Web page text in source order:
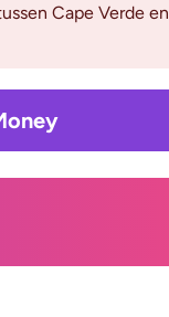
Cape Verde en